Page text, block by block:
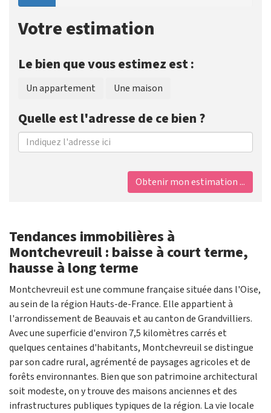
Votre estimation
Le bien que vous estimez est :
Un appartement Une maison
Quelle est l'adresse de ce bien ?
Obtenir mon estimation ...
Tendances immobilières à
Montchevreuil : baisse à court terme,
hausse à long terme
Montchevreuil est une commune française située dans l'Oise,
au sein de la région Hauts-de-France. Elle appartient à
l'arrondissement de Beauvais et au canton de Grandvilliers.
Avec une superficie d'environ 7,5 kilomètres carrés et
quelques centaines d'habitants, Montchevreuil se distingue
par son cadre rural, agrémenté de paysages agricoles et de
forêts environnantes. Bien que son patrimoine architectural
soit modeste, on y trouve des maisons anciennes et des
infrastructures publiques typiques de la région. La vie locale